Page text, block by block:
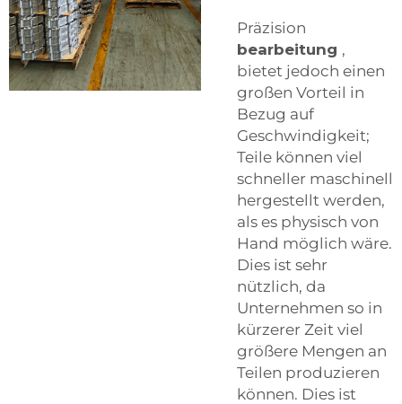
Präzision
bearbeitung ,
bietet jedoch einen
großen Vorteil in
Bezug auf
Geschwindigkeit;
Teile können viel
schneller maschinell
hergestellt werden,
als es physisch von
Hand möglich wäre.
Dies ist sehr
nützlich, da
Unternehmen so in
kürzerer Zeit viel
größere Mengen an
Teilen produzieren
können. Dies ist